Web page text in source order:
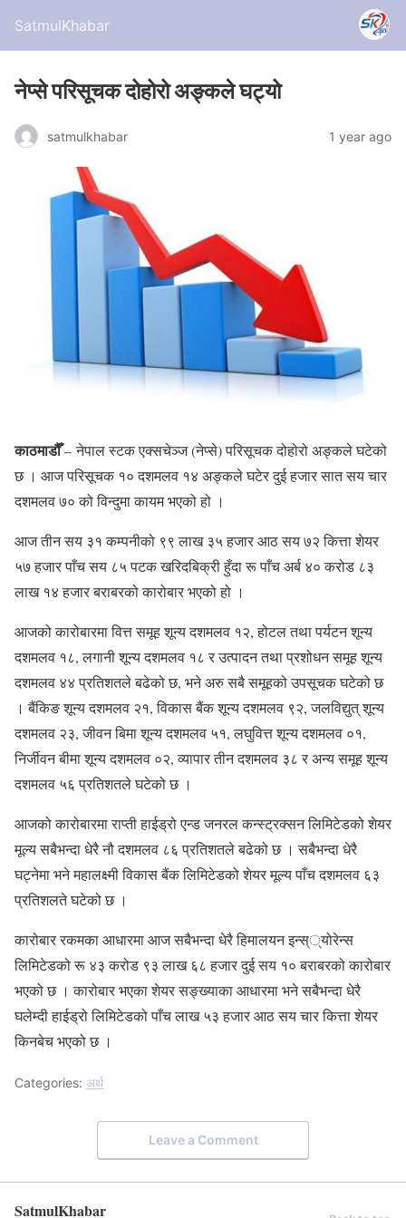
SatmulKhabar
नेप्से परिसूचक दोहोरो अङ्कले घट्यो
satmulkhabar 1 year ago
काठमाडौँ– नेपाल स्टक एक्सचेञ्ज (नेप्से) परिसूचक दोहोरो अङ्कले घटेको
छ । आज परिसूचक १० दशमलव १४ अङ्कले घटेर दुई हजार सात सय चार
दशमलव ७० को विन्दुमा कायम भएको हो ।
आज तीन सय ३१ कम्पनीको ९९ लाख ३५ हजार आठ सय ७२ कित्ता शेयर
५७ हजार पाँच सय ८५ पटक खरिदबिक्री हुँदा रू पाँच अर्ब ४० करोड ८३
लाख १४ हजार बराबरको कारोबार भएको हो ।
आजको कारोबारमा वित्त समूह शून्य दशमलव १२, होटल तथा पर्यटन शून्य
दशमलव १८, लगानी शून्य दशमलव १८ र उत्पादन तथा प्रशोधन समूह शून्य
दशमलव ४४ प्रतिशतले बढेको छ, भने अरु सबै समूहको उपसूचक घटेको छ
। बैंकिङ शून्य दशमलव २१, विकास बैंक शून्य दशमलव ९२, जलविद्युत् शून्य
दशमलव २३, जीवन बिमा शून्य दशमलव ५१, लघुवित्त शून्य दशमलव ०१,
निर्जीवन बीमा शून्य दशमलव ०२, व्यापार तीन दशमलव ३८ र अन्य समूह शून्य
दशमलव ५६ प्रतिशतले घटेको छ ।
आजको कारोबारमा राप्ती हाईड्रो एन्ड जनरल कन्स्ट्रक्सन लिमिटेडको शेयर
मूल्य सबैभन्दा धेरै नौ दशमलव ८६ प्रतिशतले बढेको छ । सबैभन्दा धेरै
घट्नेमा भने महालक्ष्मी विकास बैंक लिमिटेडको शेयर मूल्य पाँच दशमलव ६३
प्रतिशलते घटेको छ ।
कारोबार रकमका आधारमा आज सबैभन्दा धेरै हिमालयन इन्स््योरेन्स
लिमिटेडको रू ४३ करोड ९३ लाख ६८ हजार दुई सय १० बराबरको कारोबार
भएको छ । कारोबार भएका शेयर सङ्ख्याका आधारमा भने सबैभन्दा धेरै
घलेम्दी हाईड्रो लिमिटेडको पाँच लाख ५३ हजार आठ सय चार कित्ता शेयर
किनबेच भएको छ ।
Categories: अर्थ
Leave a Comment
SatmulKhabar